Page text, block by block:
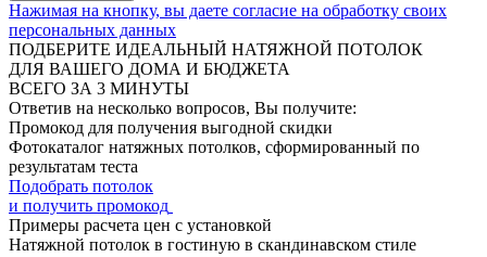
Нажимая на кнопку, вы даете согласие на обработку своих
персональных данных
ПОДБЕРИТЕ ИДЕАЛЬНЫЙ НАТЯЖНОЙ ПОТОЛОК
ДЛЯ ВАШЕГО ДОМА И БЮДЖЕТА
ВСЕГО ЗА 3 МИНУТЫ
Ответив на несколько вопросов, Вы получите:
Промокод для получения выгодной скидки
Фотокаталог натяжных потолков, сформированный по
результатам теста
Подобрать потолок
и получить промокод
Примеры расчета цен с установкой
Натяжной потолок в гостиную в скандинавском стиле